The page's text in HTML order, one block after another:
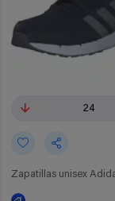
24
Zapatillas unisex